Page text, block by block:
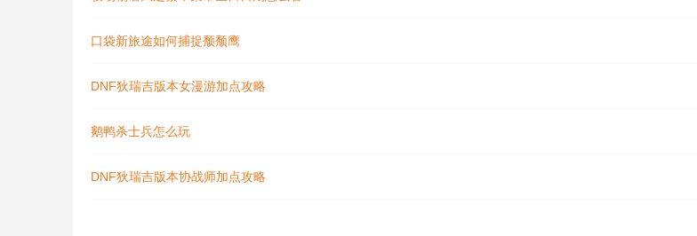
口袋新旅途如何捕捉颓颓鹰
DNF狄瑞吉版本女漫游加点攻略
鹅鸭杀士兵怎么玩
DNF狄瑞吉版本协战师加点攻略